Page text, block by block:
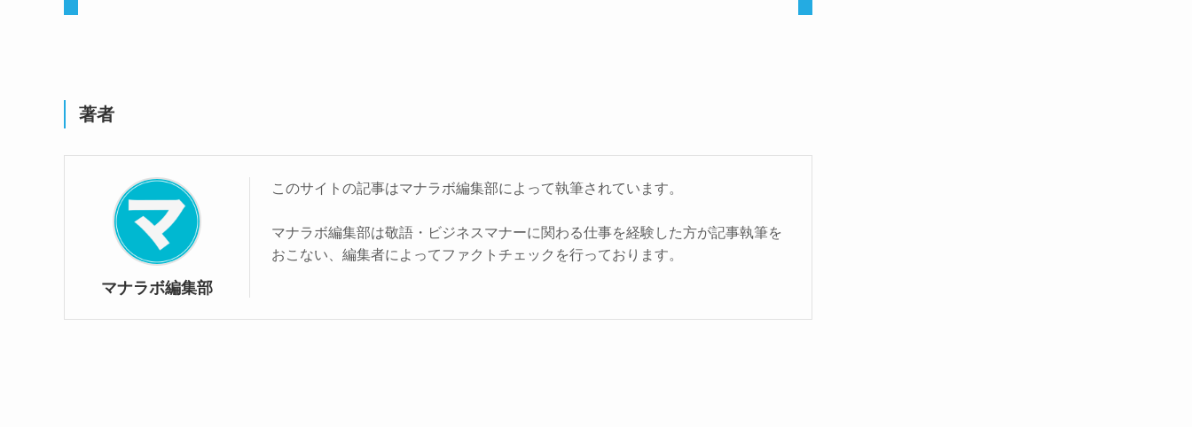
著者
マナラボ編集部
このサイトの記事はマナラボ編集部によって執筆されています。
マナラボ編集部は敬語・ビジネスマナーに関わる仕事を経験した方が記事執筆を
おこない、編集者によってファクトチェックを行っております。